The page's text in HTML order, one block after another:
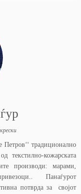
традиционално
текстилно-кожарската
производи: марами,
Панаѓурот
потврда за својот